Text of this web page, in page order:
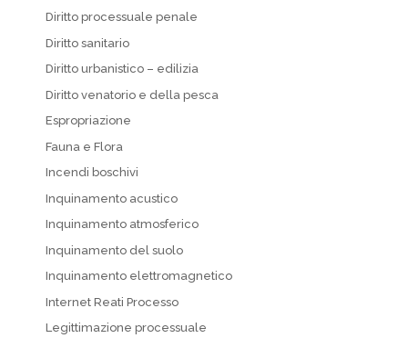
Diritto processuale penale
Diritto sanitario
Diritto urbanistico – edilizia
Diritto venatorio e della pesca
Espropriazione
Fauna e Flora
Incendi boschivi
Inquinamento acustico
Inquinamento atmosferico
Inquinamento del suolo
Inquinamento elettromagnetico
Internet Reati Processo
Legittimazione processuale